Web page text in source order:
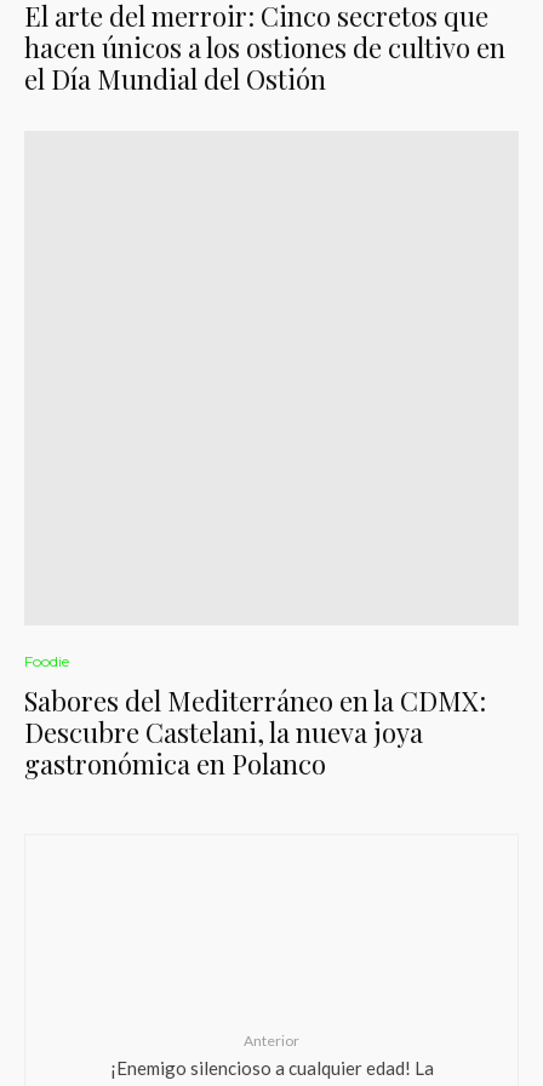
El arte del merroir: Cinco secretos que
hacen únicos a los ostiones de cultivo en
el Día Mundial del Ostión
Foodie
Sabores del Mediterráneo en la CDMX:
Descubre Castelani, la nueva joya
gastronómica en Polanco
Anterior
¡Enemigo silencioso a cualquier edad! La